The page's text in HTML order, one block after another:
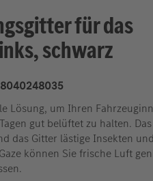
für das
schwarz
Lösung, um Ihren
gut belüftet zu halten.
das Gitter lästige Insekten
können Sie frische Luft